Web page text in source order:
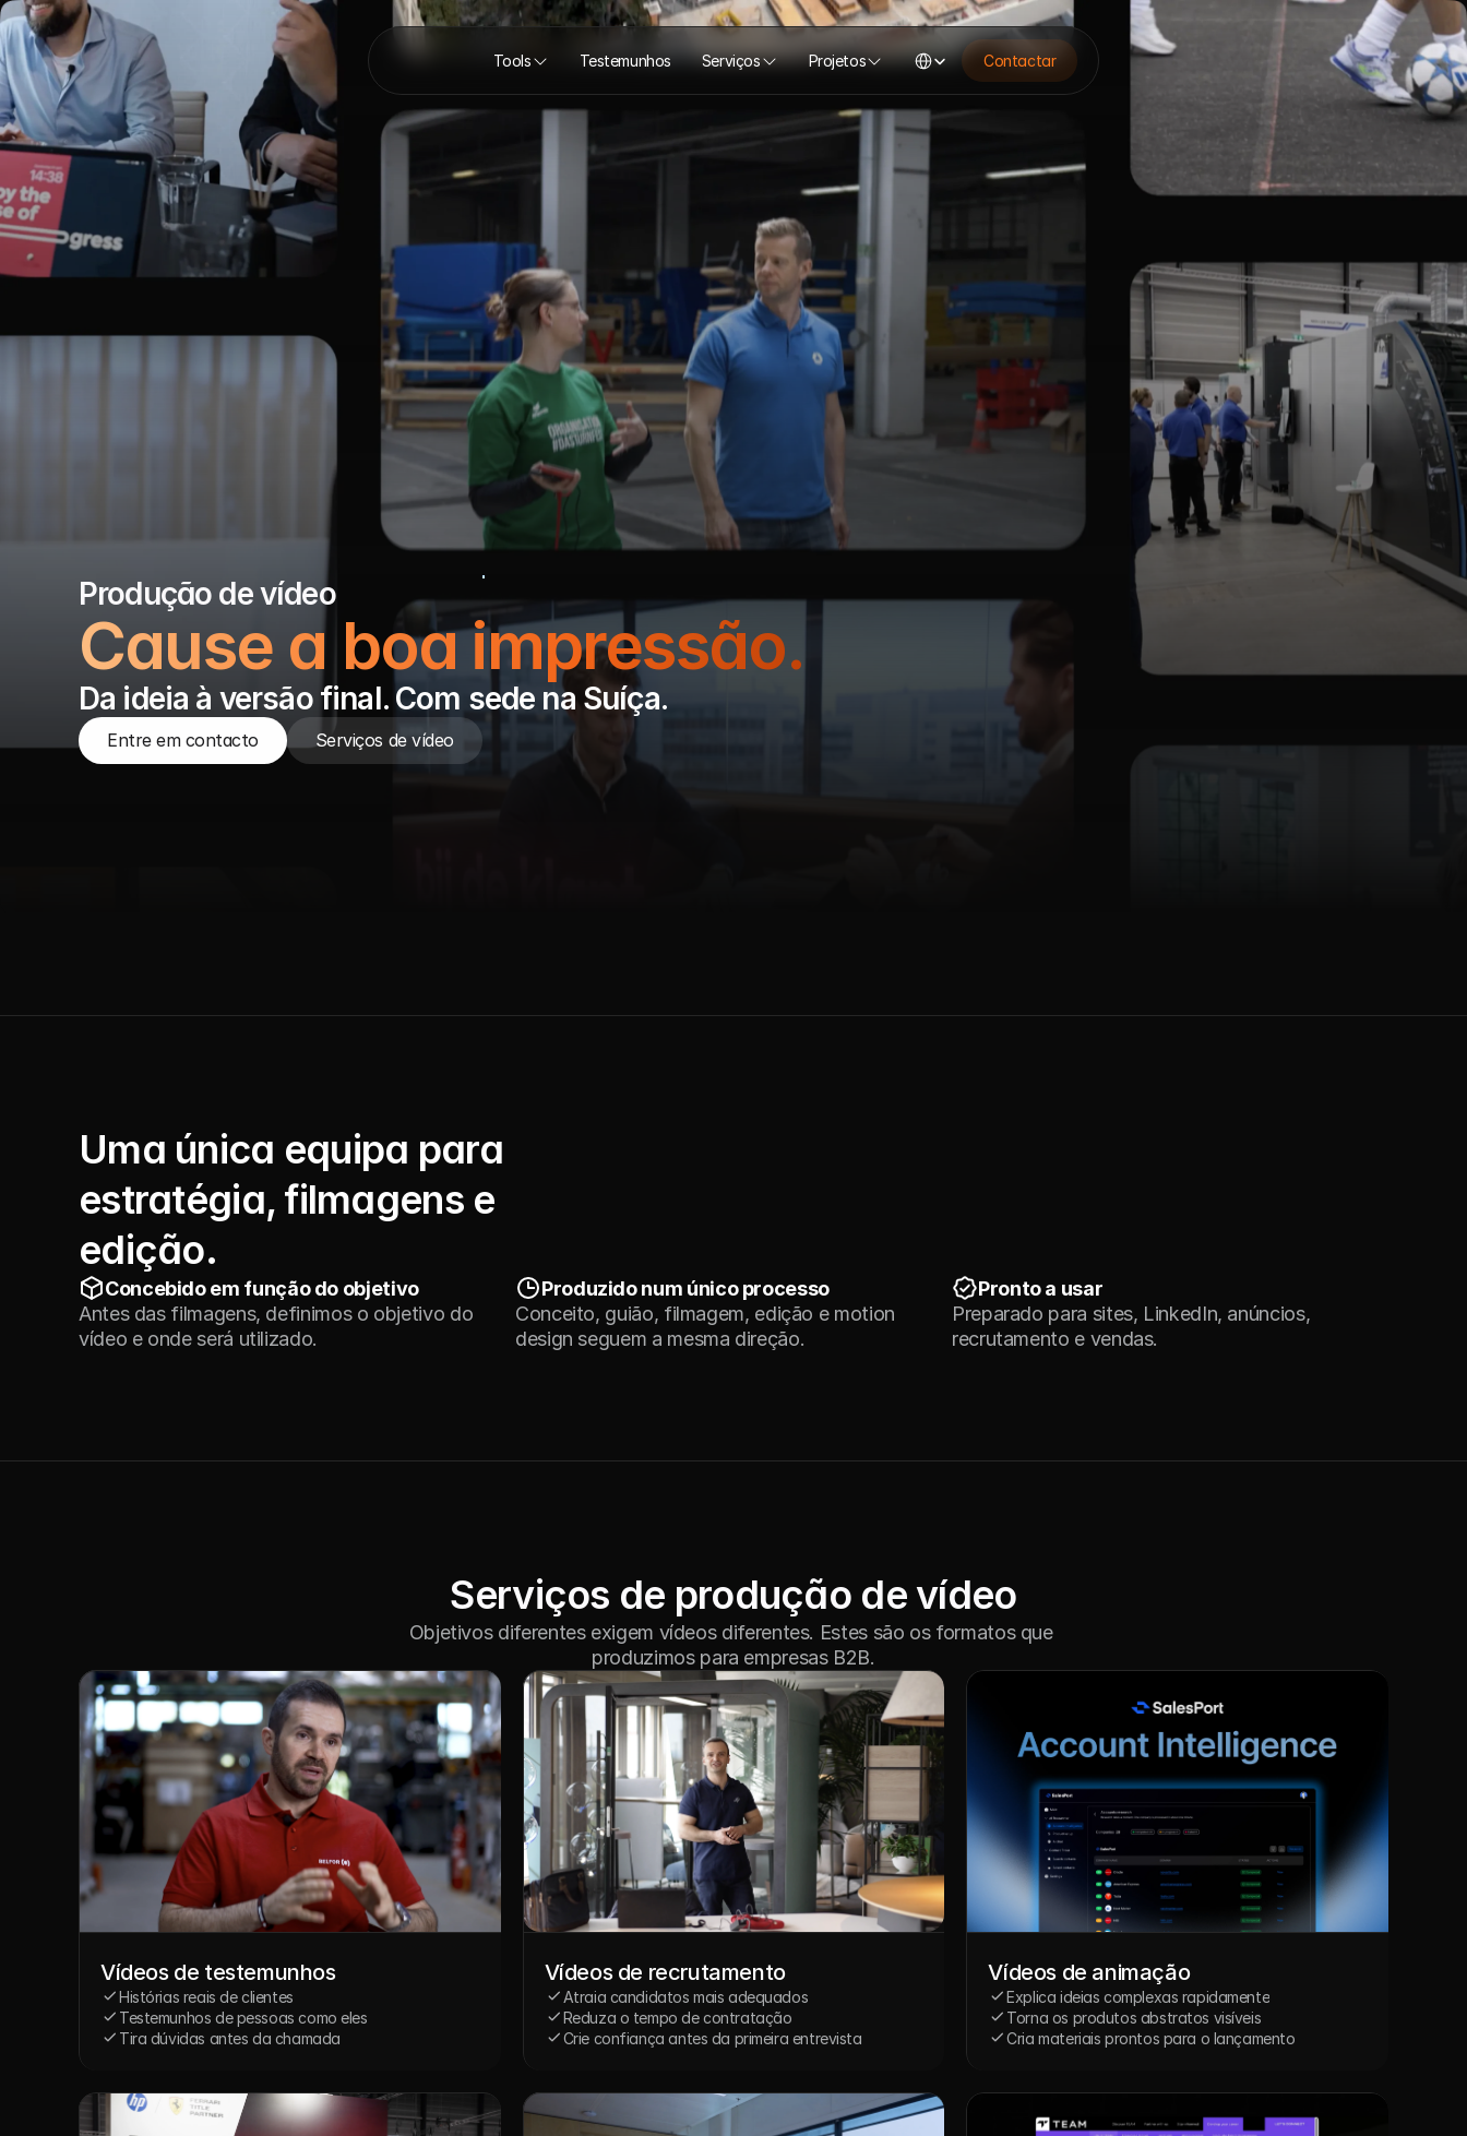
Tools Testemunhos Serviços Projetos
Select Language
Contactar
Produção de vídeo
Cause a boa impressão.
Da ideia à versão final. Com sede na Suíça.
Entre em contacto Serviços de vídeo
Uma única equipa para
estratégia, filmagens e
edição.
Concebido em função do objetivo
Antes das filmagens, definimos o objetivo do
vídeo e onde será utilizado.
Produzido num único processo
Conceito, guião, filmagem, edição e motion
design seguem a mesma direção.
Pronto a usar
Preparado para sites, LinkedIn, anúncios,
recrutamento e vendas.
Serviços de produção de vídeo
Objetivos diferentes exigem vídeos diferentes. Estes são os formatos que
produzimos para empresas B2B.
Vídeos de testemunhos
Histórias reais de clientes
Testemunhos de pessoas como eles
Tira dúvidas antes da chamada
Vídeos de recrutamento
Atraia candidatos mais adequados
Reduza o tempo de contratação
Crie confiança antes da primeira entrevista
Vídeos de animação
Explica ideias complexas rapidamente
Torna os produtos abstratos visíveis
Cria materiais prontos para o lançamento